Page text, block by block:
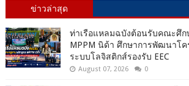
ข่าวล่าสุด
ท่าเรือแหลมฉบังต้อนรับคณะศึก
MPPM นิด้า ศึกษาการพัฒนาโ
ระบบโลจิสติกส์รองรับ EEC
August 07, 2026 0